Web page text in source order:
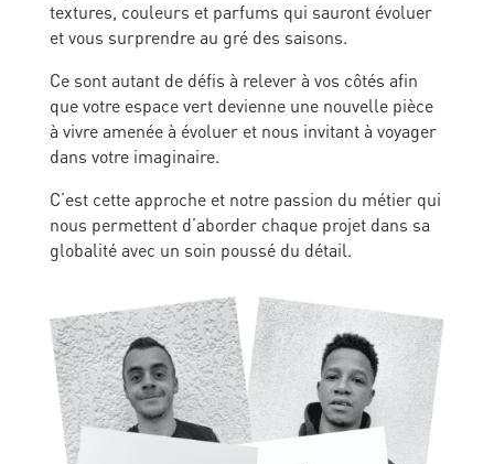
textures, couleurs et parfums qui sauront évoluer
et vous surprendre au gré des saisons.
Ce sont autant de défis à relever à vos côtés afin
que votre espace vert devienne une nouvelle pièce
à vivre amenée à évoluer et nous invitant à voyager
dans votre imaginaire.
C’est cette approche et notre passion du métier qui
nous permettent d’aborder chaque projet dans sa
globalité avec un soin poussé du détail.